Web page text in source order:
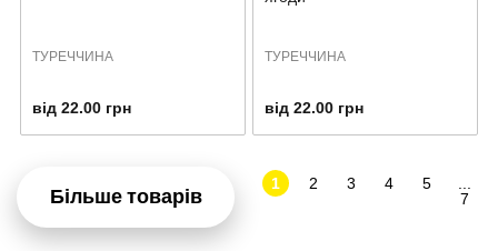
ТУРЕЧЧИНА
від 22.00 грн
ТУРЕЧЧИНА
від 22.00 грн
Більше товарів
1 2 3 4 5
7